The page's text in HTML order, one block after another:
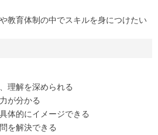
教育体制の中でスキルを身につけたい
理解を深められる
が分かる
体的にイメージできる
を解決できる